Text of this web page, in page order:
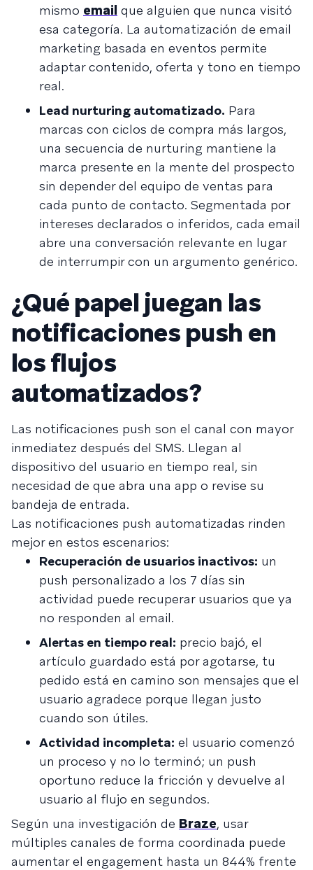
mismo email que alguien que nunca visitó
esa categoría. La automatización de email
marketing basada en eventos permite
adaptar contenido, oferta y tono en tiempo
real.
Lead nurturing automatizado. Para
marcas con ciclos de compra más largos,
una secuencia de nurturing mantiene la
marca presente en la mente del prospecto
sin depender del equipo de ventas para
cada punto de contacto. Segmentada por
intereses declarados o inferidos, cada email
abre una conversación relevante en lugar
de interrumpir con un argumento genérico.
¿Qué papel juegan las
notificaciones push en
los flujos
automatizados?
Las notificaciones push son el canal con mayor
inmediatez después del SMS. Llegan al
dispositivo del usuario en tiempo real, sin
necesidad de que abra una app o revise su
bandeja de entrada.
Las notificaciones push automatizadas rinden
mejor en estos escenarios:
Recuperación de usuarios inactivos: un
push personalizado a los 7 días sin
actividad puede recuperar usuarios que ya
no responden al email.
Alertas en tiempo real: precio bajó, el
artículo guardado está por agotarse, tu
pedido está en camino son mensajes que el
usuario agradece porque llegan justo
cuando son útiles.
Actividad incompleta: el usuario comenzó
un proceso y no lo terminó; un push
oportuno reduce la fricción y devuelve al
usuario al flujo en segundos.
Según una investigación de Braze, usar
múltiples canales de forma coordinada puede
aumentar el engagement hasta un 844% frente